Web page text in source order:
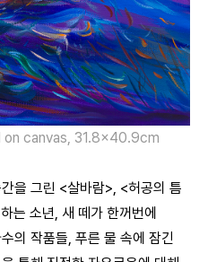
on canvas, 31.8×40.9cm
을 그린 <살바람>, <허공의 틈
는 소년, 새 떼가 한꺼번에
의 작품들, 푸른 물 속에 잠긴